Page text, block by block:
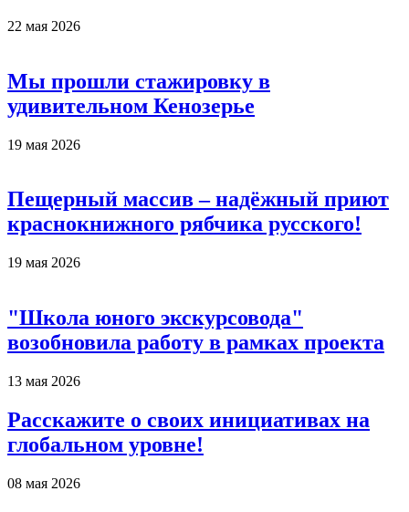
22 мая 2026
Мы прошли стажировку в
удивительном Кенозерье
19 мая 2026
Пещерный массив – надёжный приют
краснокнижного рябчика русского!
19 мая 2026
"Школа юного экскурсовода"
возобновила работу в рамках проекта
13 мая 2026
Расскажите о своих инициативах на
глобальном уровне!
08 мая 2026